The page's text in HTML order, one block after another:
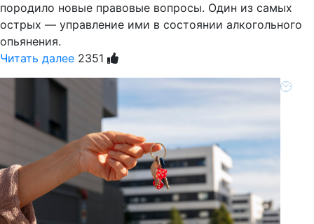
породило новые правовые вопросы. Один из самых
острых — управление ими в состоянии алкогольного
опьянения.
Читать далее 2351